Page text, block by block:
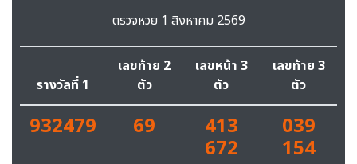
ตรวจหวย 1 สิงหาคม 2569
รางวัลที่ 1
เลขท้าย 2
ตัว
เลขหน้า 3
ตัว
เลขท้าย 3
ตัว
932479 69 413
672
039
154